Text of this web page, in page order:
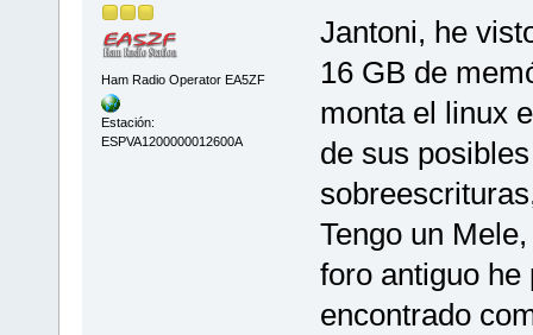
Ham Radio Operator EA5ZF
Estación:
ESPVA1200000012600A
Jantoni, he
16 GB de
monta el linux
de sus
Tengo un
foro antiguo he
encontrado